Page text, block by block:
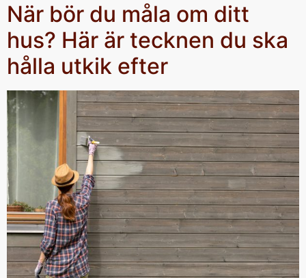
När bör du måla om ditt
hus? Här är tecknen du ska
hålla utkik efter